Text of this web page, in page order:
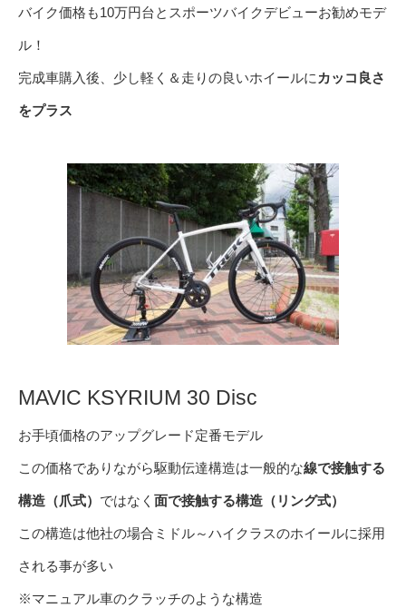
バイク価格も10万円台とスポーツバイクデビューお勧めモデ
ル！
完成車購入後、少し軽く＆走りの良いホイールに カッコ良さ
をプラス
MAVIC KSYRIUM 30 Disc
お手頃価格のアップグレード定番モデル
この価格でありながら駆動伝達構造は一般的な線で接触する
構造（爪式） ではなく 面で接触する構造（リング式）
この構造は他社の場合ミドル～ハイクラスのホイールに採用
される事が多い
※マニュアル車のクラッチのような構造